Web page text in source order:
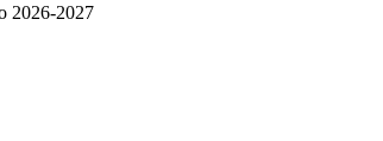
2026-2027